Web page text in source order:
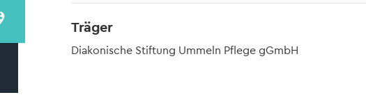
Träger
Diakonische Stiftung Ummeln Pflege gGmbH